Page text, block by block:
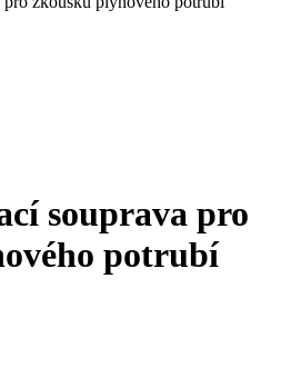
souprava pro
potrubí